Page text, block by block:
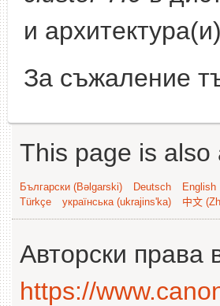
и архитектура(и)
За съжаление
This page is
Български (Bəlgarski) Deutsch English
Türkçe
українська (ukrajins'ka) 中文
Авторски права
https://